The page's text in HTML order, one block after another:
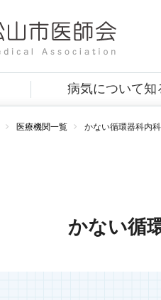
病気について知
医療機関一覧 かない循環器科内
かない循